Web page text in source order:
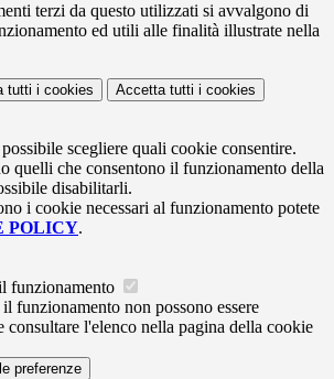
terzi da questo utilizzati si avvalgono di
ed utili alle finalità illustrate nella
tutti i cookies Accetta tutti i cookies
scegliere quali cookie consentire.
quelli che consentono il funzionamento della
disabilitarli.
i cookie necessari al funzionamento potete
POLICY.
funzionamento
funzionamento non possono essere
consultare l'elenco nella pagina della cookie
preferenze